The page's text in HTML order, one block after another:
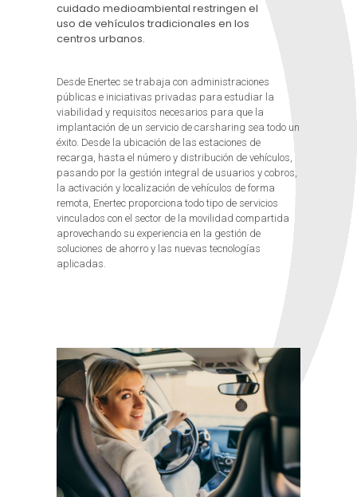
cuidado medioambiental restringen el
uso de vehículos tradicionales en los
centros urbanos.
Desde Enertec se trabaja con administraciones
públicas e iniciativas privadas para estudiar la
viabilidad y requisitos necesarios para que la
implantación de un servicio de carsharing sea todo un
éxito. Desde la ubicación de las estaciones de
recarga, hasta el número y distribución de vehículos,
pasando por la gestión integral de usuarios y cobros,
la activación y localización de vehículos de forma
remota, Enertec proporciona todo tipo de servicios
vinculados con el sector de la movilidad compartida
aprovechando su experiencia en la gestión de
soluciones de ahorro y las nuevas tecnologías
aplicadas.